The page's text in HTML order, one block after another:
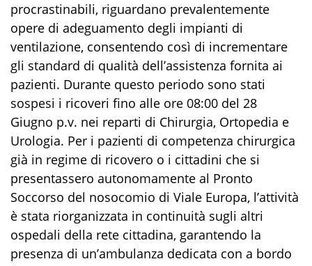
procrastinabili, riguardano prevalentemente
opere di adeguamento degli impianti di
ventilazione, consentendo così di incrementare
gli standard di qualità dell’assistenza fornita ai
pazienti. Durante questo periodo sono stati
sospesi i ricoveri fino alle ore 08:00 del 28
Giugno p.v. nei reparti di Chirurgia, Ortopedia e
Urologia. Per i pazienti di competenza chirurgica
già in regime di ricovero o i cittadini che si
presentassero autonomamente al Pronto
Soccorso del nosocomio di Viale Europa, l’attività
è stata riorganizzata in continuità sugli altri
ospedali della rete cittadina, garantendo la
presenza di un’ambulanza dedicata con a bordo